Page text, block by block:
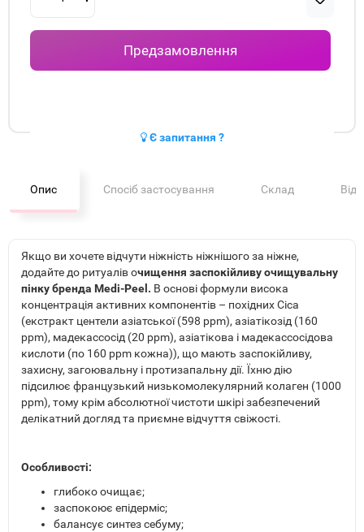
Предзамовлення
Є запитання ?
Опис Спосіб застосування Склад
Якщо ви хочете відчути ніжність ніжнішого за ніжне,
додайте до ритуалів очищення заспокійливу очищувальну
пінку бренда Medi-Peel. В основі формули висока
концентрація активних компонентів – похідних Cica
(екстракт центели азіатської (598 ppm), азіатікозід (160
ppm), мадекассосід (20 ppm), азіатікова і мадекассосідова
кислоти (по 160 ppm кожна)), що мають заспокійливу,
захисну, загоювальну і протизапальну дії. Їхню дію
підсилює французький низькомолекулярний колаген (1000
ppm), тому крім абсолютної чистоти шкірі забезпечений
делікатний догляд та приємне відчуття свіжості.
Особливості:
глибоко очищає;
заспокоює епідерміс;
балансує синтез себуму;